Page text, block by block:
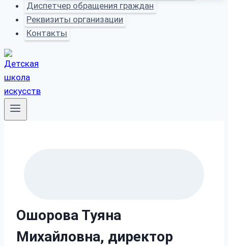
Диспетчер обращения граждан
Реквизиты организации
Контакты
Ошорова Туяна
Михайловна, директор